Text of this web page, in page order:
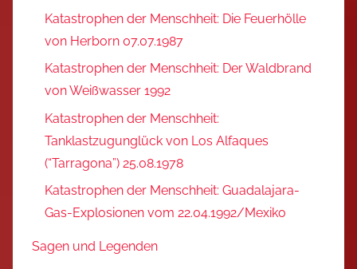
Katastrophen der Menschheit: Die Feuerhölle
von Herborn 07.07.1987
Katastrophen der Menschheit: Der Waldbrand
von Weißwasser 1992
Katastrophen der Menschheit:
Tanklastzugunglück von Los Alfaques
(“Tarragona”) 25.08.1978
Katastrophen der Menschheit: Guadalajara-
Gas-Explosionen vom 22.04.1992/Mexiko
Sagen und Legenden